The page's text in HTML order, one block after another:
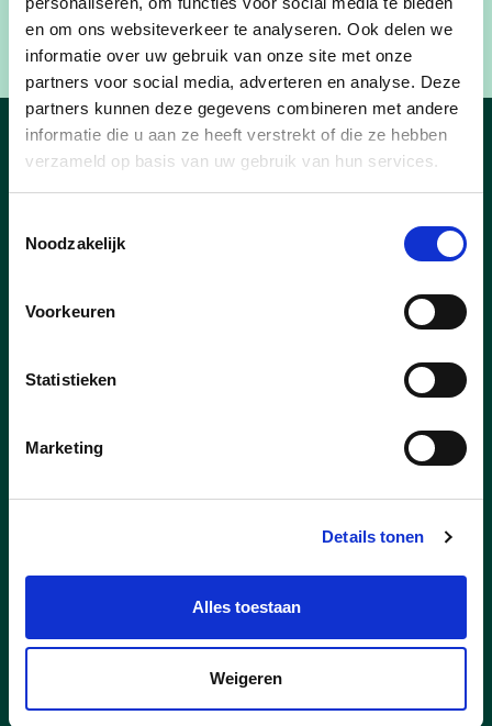
en om ons websiteverkeer te analyseren. Ook delen we
informatie over uw gebruik van onze site met onze
partners voor social media, adverteren en analyse. Deze
partners kunnen deze gegevens combineren met andere
informatie die u aan ze heeft verstrekt of die ze hebben
verzameld op basis van uw gebruik van hun services.
Noodzakelijk
Voorkeuren
Statistieken
Marketing
Details tonen
Alles toestaan
Weigeren
schepen voor mobiliteit.
Nieuws
Eerste ervaring met de
“deelwagens” in
Boortmeerbeek: doe zelf
ook eens een test !